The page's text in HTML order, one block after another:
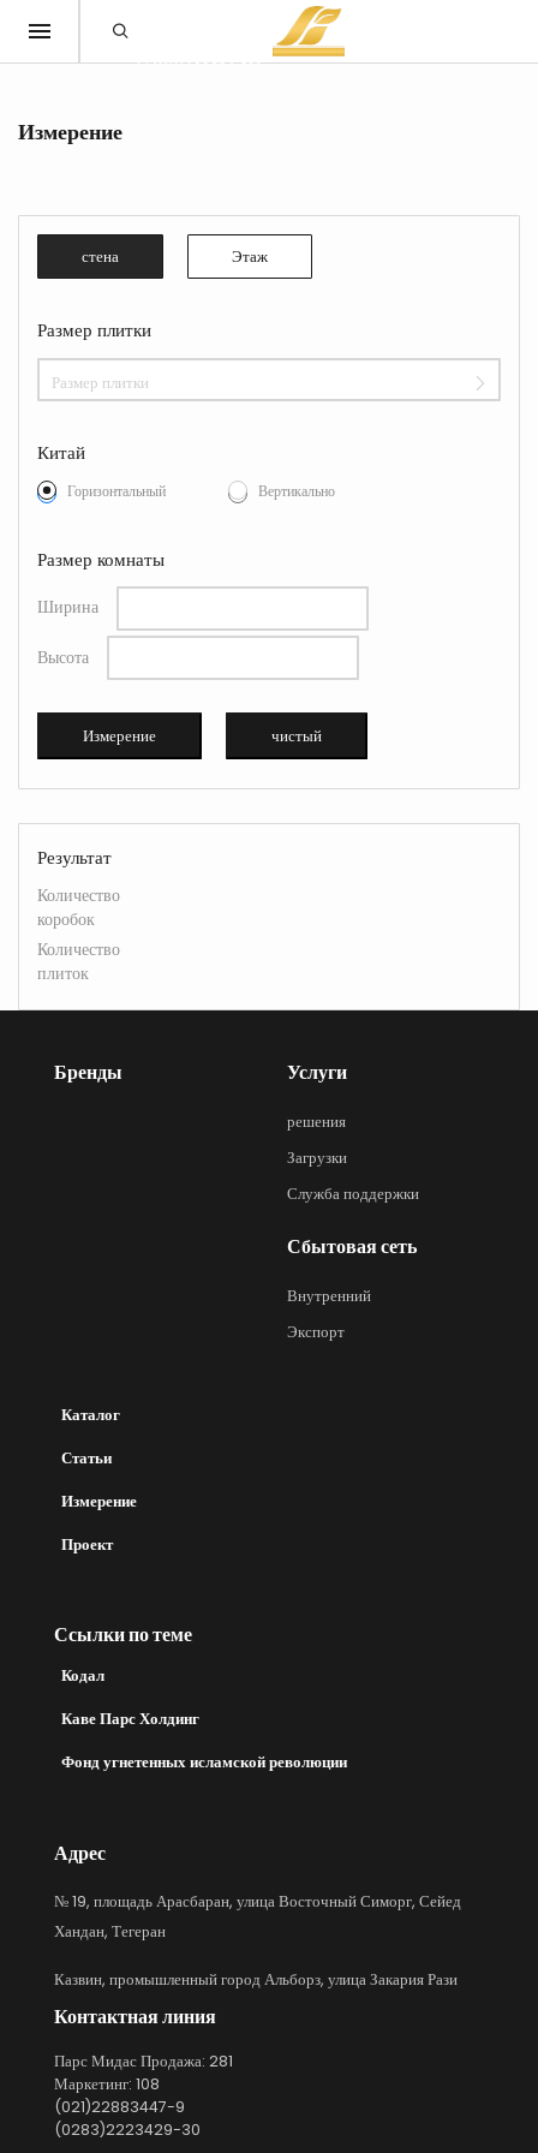
Измерение
стена Этаж
Размер плитки
Размер плитки
Китай
Горизонтальный Вертикально
Размер комнаты
Ширина
Высота
Измерение чистый
Результат
Количество
коробок
Количество
плиток
Бренды Услуги
решения
Загрузки
Служба поддержки
Сбытовая сеть
Внутренний
Экспорт
Каталог
Статьи
Измерение
Проект
Ссылки по теме
Кодал
Каве Парс Холдинг
Фонд угнетенных исламской революции
Адрес
№ 19, площадь Арасбаран, улица Восточный Симорг, Сейед
Хандан, Тегеран
Казвин, промышленный город Альборз, улица Закария Рази
Контактная линия
Парс Мидас Продажа: 281
Маркетинг: 108
(021)22883447-9
(0283)2223429-30